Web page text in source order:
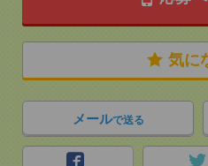
気に
メールで送る